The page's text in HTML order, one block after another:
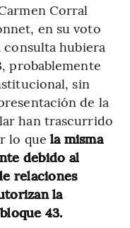
Corral
en su voto
consulta hubiera
probablemente
sin
de la
han trascurrido
lo que la misma
debido al
relaciones
la
43.